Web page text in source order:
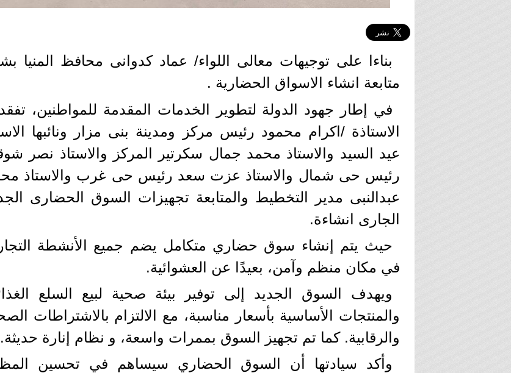
بناءا على توجيهات معالى اللواء/ عماد كدوانى محافظ المنيا
متابعة انشاء الاسواق الحضارية .
في إطار جهود الدولة لتطوير الخدمات المقدمة للمواطنين،
الاستاذة /اكرام محمود رئيس مركز ومدينة بنى مزار ونائبها
عيد السيد والاستاذ محمد جمال سكرتير المركز والاستاذ نصر
رئيس حى شمال والاستاذ عزت سعد رئيس حى غرب والاستاذ
عبدالنبى مدير التخطيط والمتابعة تجهيزات السوق الحضارى
الجارى انشاءة.
حيث يتم إنشاء سوق حضاري متكامل يضم جميع الأنشطة
في مكان منظم وآمن، بعيدًا عن العشوائية.
ويهدف السوق الجديد إلى توفير بيئة صحية لبيع السلع
والمنتجات الأساسية بأسعار مناسبة، مع الالتزام بالاشتراطات
والرقابية. كما تم تجهيز السوق بممرات واسعة، و نظام إنارة حديثة.
وأكد سيادتها أن السوق الحضاري سيساهم في تحسين